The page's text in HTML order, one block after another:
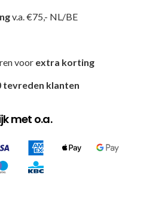
v.a. €75,- NL/BE
voor extra korting
tevreden klanten
met o.a.